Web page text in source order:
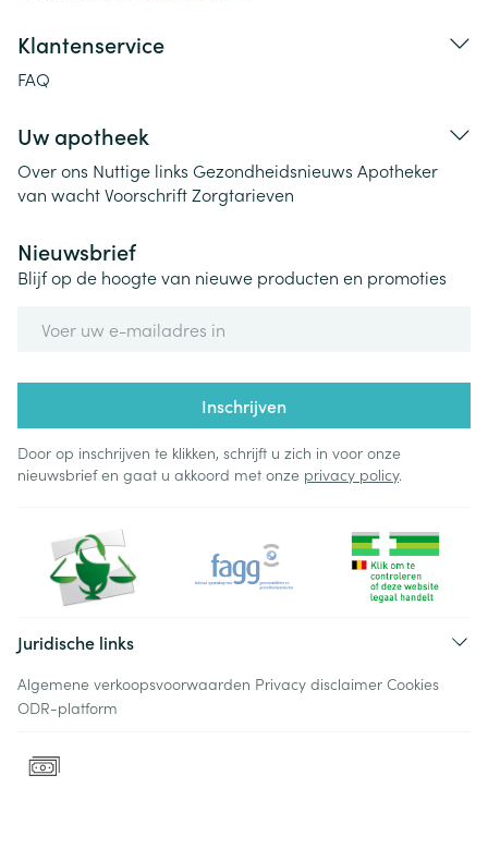
Klantenservice
FAQ
Uw apotheek
Over ons Nuttige links Gezondheidsnieuws Apotheker
van wachtVoorschriftZorgtarieven
Nieuwsbrief
Blijf op de hoogte van nieuwe producten en promoties
Inschrijven
Door op inschrijven te klikken, schrijft u zich in voor onze
nieuwsbrief en gaat u akkoord met onze privacy policy.
Juridische links
Algemene verkoopsvoorwaarden Privacy disclaimer Cookies
ODR-platform